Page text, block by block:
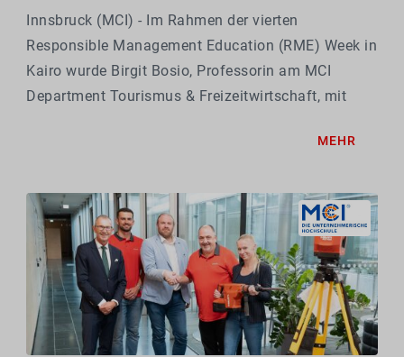
Innsbruck (MCI) - Im Rahmen der vierten
Responsible Management Education (RME) Week in
Kairo wurde Birgit Bosio, Professorin am MCI
Department Tourismus & Freizeitwirtschaft, mit
MEHR